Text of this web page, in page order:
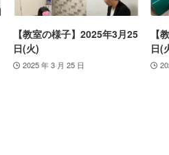
【教室の様子】2025年3月25
日(火)
2025 年 3 月 25 日
【
日(